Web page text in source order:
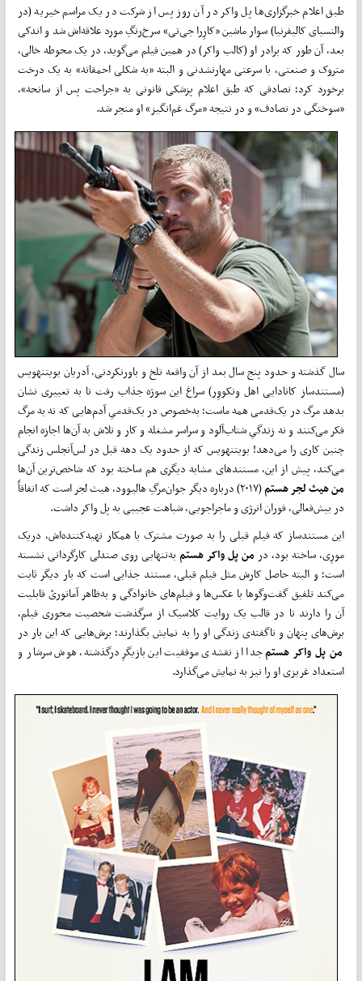
طبق اعلام خبرگزاری‌ها پل واکر در آن روز پس از شرکت در یک مراسم خیریه (در
والنسیای کالیفرنیا) سوار ماشین «کارِرا جی‌تی» سرخ‌رنگِ مورد علاقه‌اش شد و اندکی
بعد، آن طور که برادر او (کالب واکر) در همین فیلم می‌گوید، در یک محوطه خالی‌،
متروک و صنعتی، با سرعتی مهارنشدنی و البته «به شکلی احمقانه» به یک درخت
برخورد کرد؛ تصادفی که طبق اعلام پزشکی قانونی به «جراحت پس از سانحه»،
«سوختگی در تصادف» و در نتیجه «مرگ غم‌انگیز» او منجر شد.
سال گذشته و حدود پنج سال بعد از آن واقعه تلخ و باورنکردنی، آدریان بویتنهویس
(مستندساز کانادایی اهل ونکووِر) سراغ این سوژه جذاب رفت تا به تعبیری نشان
بدهد مرگ در یک‌قدمی همه ماست؛ به‌خصوص در یک‌قدمیِ آدم‌هایی که نه به مرگ
فکر می‌کنند و نه زندگیِ شتاب‌آلود و سراسر مشغله و کار و تلاش به آن‌ها اجازه انجام
چنین کاری را می‌دهد! بویتنهویس که از حدود یک دهه قبل در لس‌آنجلس زندگی
می‌کند، پیش از این، مستندهای مشابه دیگری هم ساخته بود که شاخص‌ترین آن‌ها
منهیثلجر هستم
(۲۰۱۷) درباره دیگر جوان‌مرگِ هالیوود، هیث لجر است که اتفاقاً
در بیش‌فعالی، فوران انرژی و ماجراجویی، شباهت عجیبی به پل واکر داشت.
این مستند‌ساز که فیلم قبلی را به صورت مشترک با همکار تهیه‌کننده‌اش، دریک
مورِی، ساخته بود، در من پل واکر هستمبه‌تنهایی روی صندلی کارگردانی نشسته
است؛ و البته حاصل کارش مثل فیلم قبلی، مستند جذابی است که بار دیگر ثابت
می‌کند تلفیق گفت‌وگوها با عکس‌ها و فیلم‌های خانوادگی و به‌ظاهر آماتوریْ قابلیت
آن را دارند تا در قالب یک روایت کلاسیک از سرگذشت شخصیت محوری فیلم،
برش‌های پنهان و ناگفته‌ی زندگی او را به نمایش بگذارند؛ برش‌هایی که این بار در
من پل واکر هستمجدا از نقشه‌ی موفقیت این بازیگرِ درگذشته، هوش سرشار و
استعداد غریزی او را نیز به نمایش می‌گذارد.